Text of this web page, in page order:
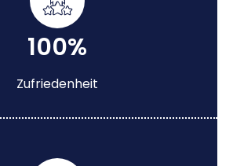
100%
Zufriedenheit